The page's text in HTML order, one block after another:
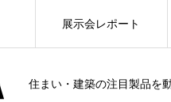
住まい・建築の注目製品を
展示会レポート